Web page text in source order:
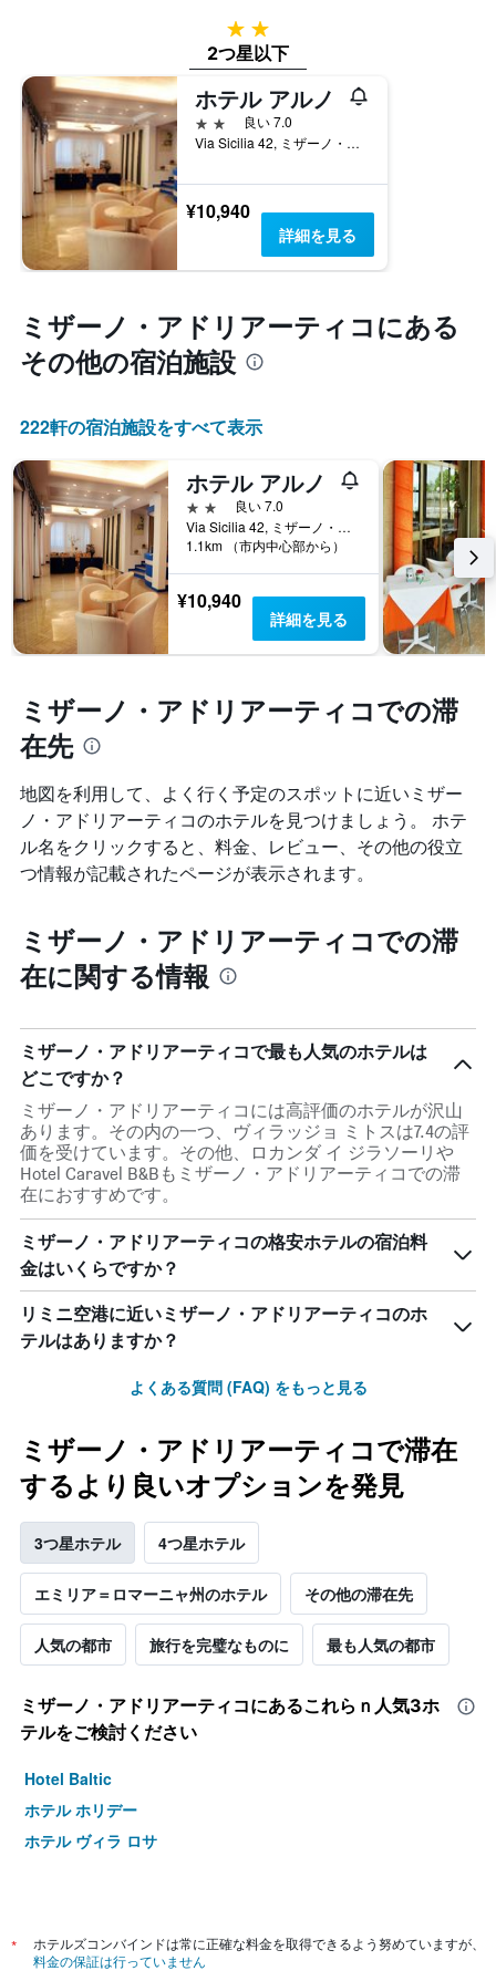
室
の
平
均
料
金
を
し
て
ま
す
ま
す
2つ星
2つ星以下
ホテル アルノ
2つ星
良い 7.0
Via Sicilia 42, ミザーノ・アドリアーティコ, リミニ県, イタリア
¥10,940
詳細を見る
ミザーノ・アドリアーティコ​にある
その他の宿泊施設
222​軒の宿泊施設をすべて表示
ホテル アルノ
2つ星
良い 7.0
Via Sicilia 42, ミザーノ・アドリアーティコ, リミニ県, イタリア
1.1km （市内中心部から）
¥10,940
詳細を見る
ミザーノ・アドリアーティコでの滞
在先
地図を利用して、よく行く予定のスポットに近いミザー
ノ・アドリアーティコのホテルを見つけましょう。 ホテ
ル名をクリックすると、料金、レビュー、その他の役立
つ情報が記載されたページが表示されます。
ミザーノ・アドリアーティコでの滞
在に関する情報
ミザーノ・アドリアーティコで最も人気のホテルは
どこですか？
ミザーノ・アドリアーティコには高評価のホテルが沢山
あります。その内の一つ、ヴィラッジョ ミトスは7.4の評
価を受けています。その他、ロカンダ イ ジラソーリや
Hotel Caravel B&Bもミザーノ・アドリアーティコでの滞
在におすすめです。
ミザーノ・アドリアーティコの格安ホテルの宿泊料
金はいくらですか？
リミニ空港​に近いミザーノ・アドリアーティコ​のホ
テルはありますか？
よくある質問 (FAQ) をもっと見る
ミザーノ・アドリアーティコで滞在
するより良いオプションを発見
3つ星ホテル 4つ星ホテル
エミリア＝ロマーニャ州のホテル その他の滞在先
人気の都市 旅行を完璧なものに 最も人気の都市
ミザーノ・アドリアーティコ​にあるこれらｎ人気3ホ
テルをご検討ください
Hotel Baltic
ホテル ホリデー
ホテル ヴィラ ロサ
*
ホテルズコンバインドは常に正確な料金を取得できるよう努めていますが、
料金の保証は行っていません